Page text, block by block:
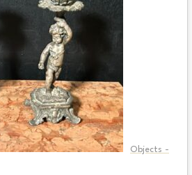
Objects -